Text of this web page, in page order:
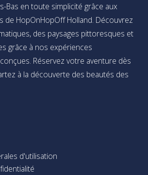
Bas en toute simplicité grâce aux
de HopOnHopOff Holland. Découvrez
des paysages pittoresques et
grâce à nos expériences
Réservez votre aventure dès
à la découverte des beautés des
d'utilisation